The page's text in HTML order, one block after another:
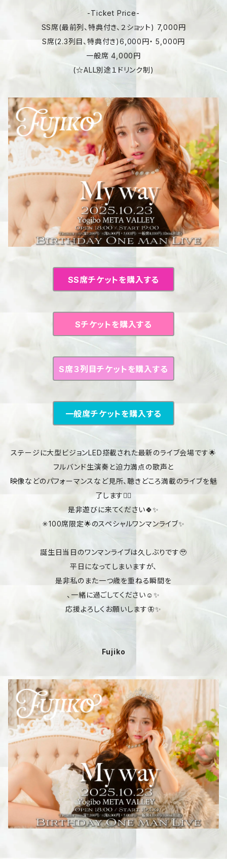
-Ticket Price-
SS席(最前列、特典付き、２ショット) 7,000円
S席(2.3列目、特典付き)6,000円・ 5,000円
一般席 4,000円
(☆ALL別途１ドリンク制)
SS席チケットを購入する
Sチケットを購入する
S席３列目チケットを購入する
一般席チケットを購入する
ステージに大型ビジョンLED搭載された最新のライブ会場です🌟
フルバンド生演奏と迫力満点の歌声と
映像などのパフォーマンスなど見所、聴きどころ満載のライブを魅
了します❤️‍🔥
是非遊びに来てください🍀✨
✳︎100席限定🌟のスペシャルワンマンライブ✨
誕生日当日のワンマンライブは久しぶりです🥹
平日になってしまいますが、
是非私のまた一つ歳を重ねる瞬間を
、一緒に過ごしてください☺️✨
応援よろしくお願いします🦋✨
Fujiko